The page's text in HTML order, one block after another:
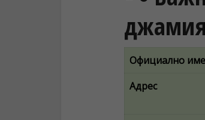
Официално име
Адрес